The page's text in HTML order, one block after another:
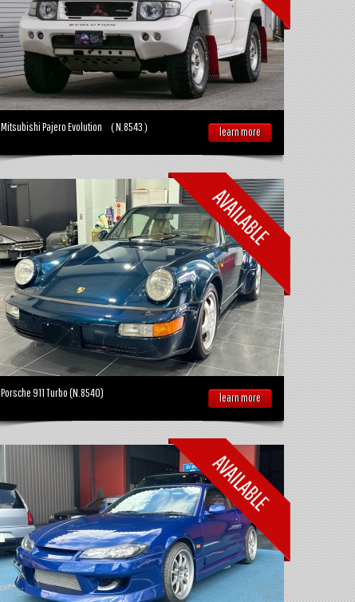
Mitsubishi Pajero Evolution （N.8543） learn more
Porsche 911 Turbo (N.8540) learn more